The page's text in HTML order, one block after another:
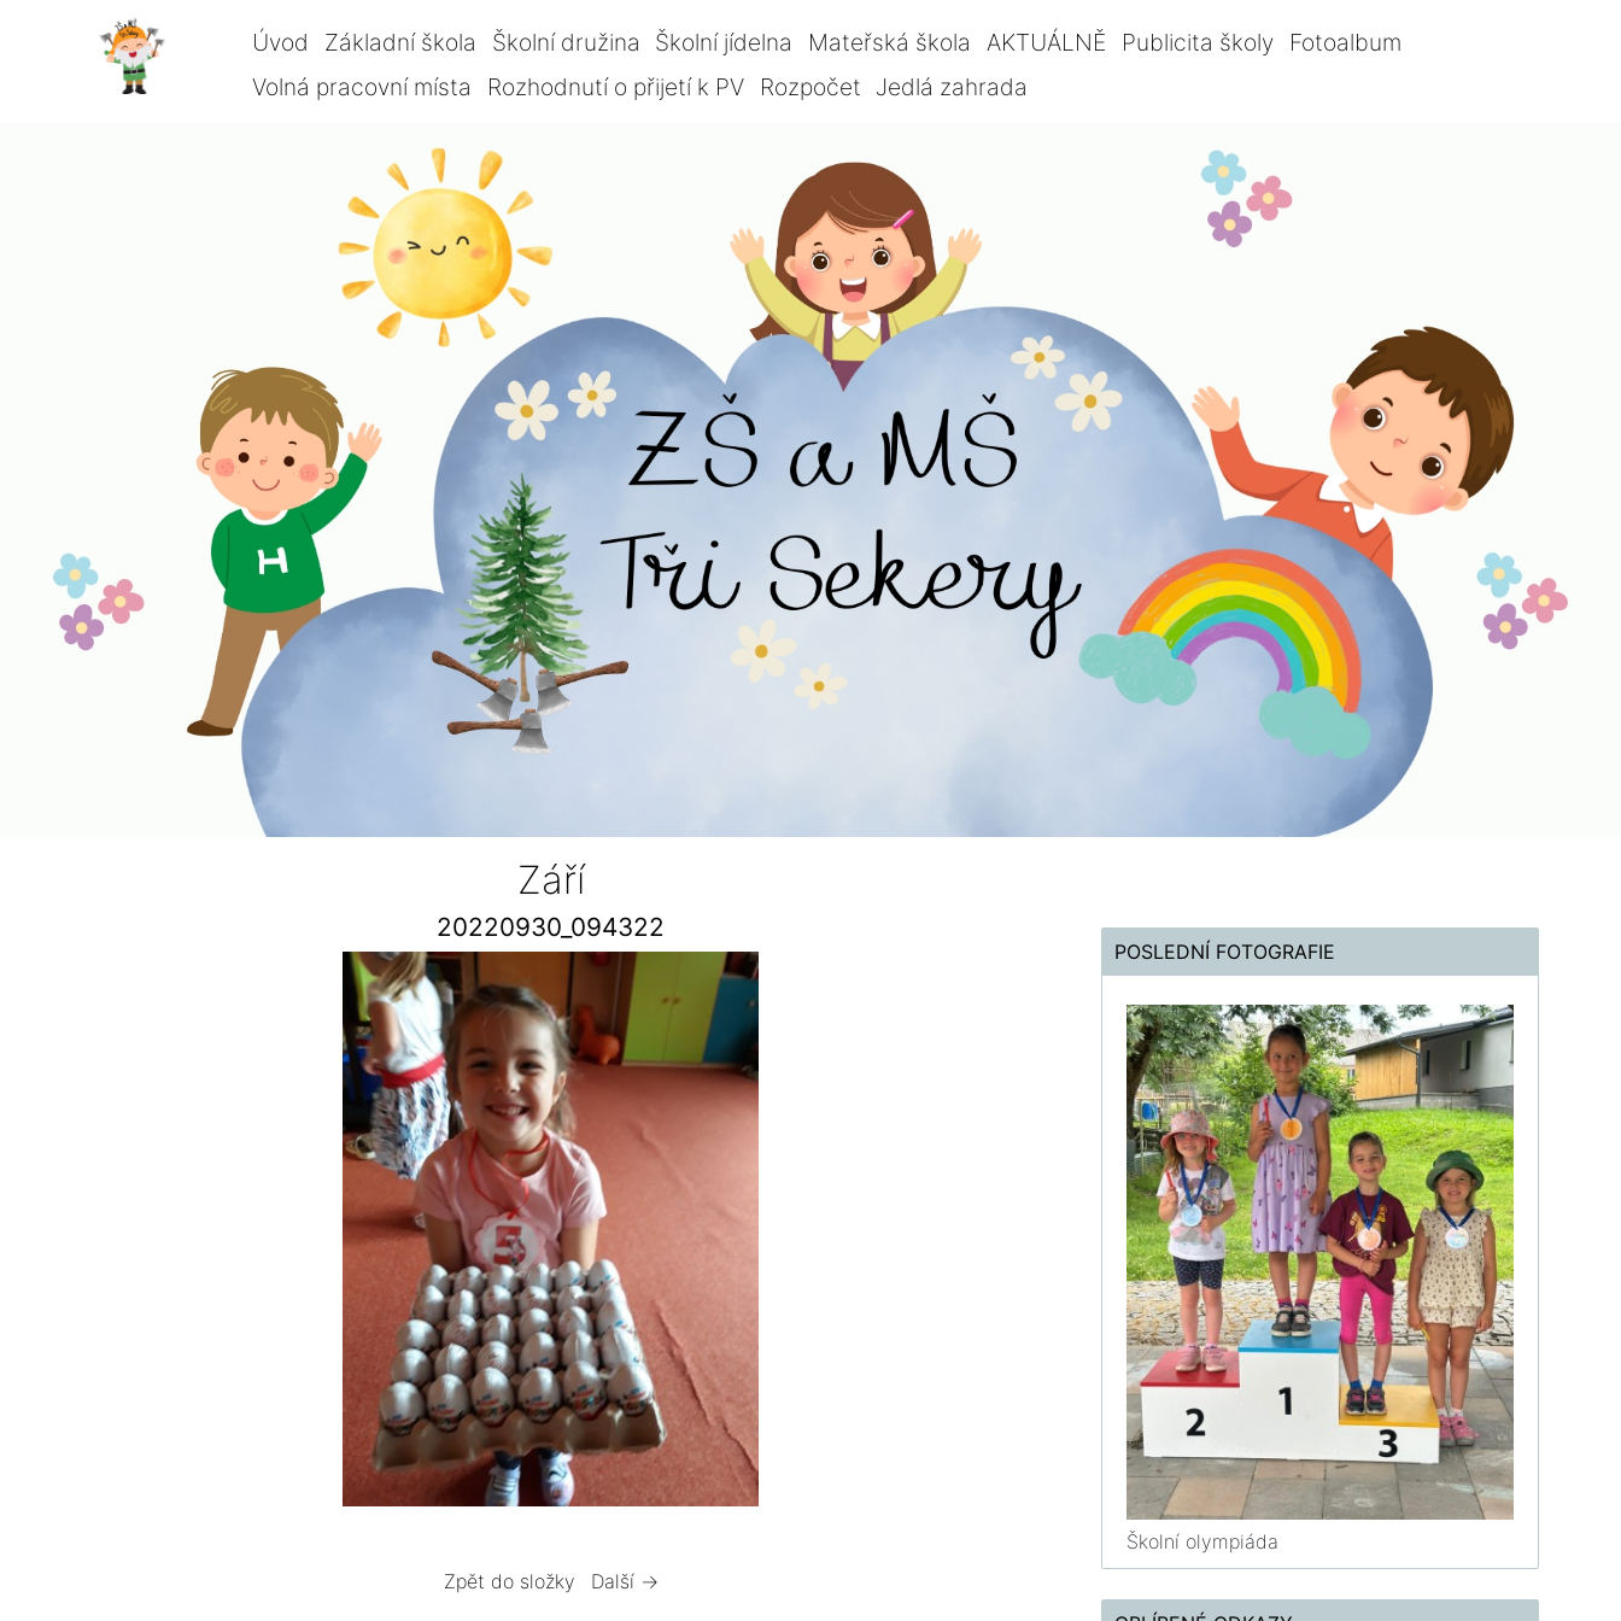
Úvod Základní škola Školní družina Školní jídelna Mateřská škola AKTUÁLNĚ Publicita školy
Fotoalbum
Volná pracovní místa
Rozhodnutí o přijetí k PV Rozpočet Jedlá zahrada
Září
20220930_094322
Zpět do složky Další →
POSLEDNÍ FOTOGRAFIE
Školní olympiáda